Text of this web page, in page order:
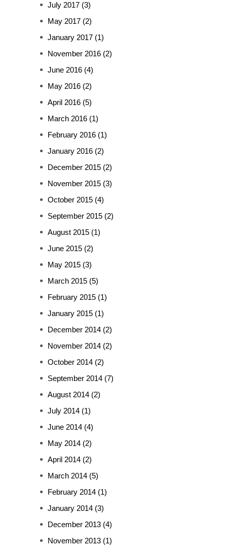
July 2017 (3)
May 2017 (2)
January 2017 (1)
November 2016 (2)
June 2016 (4)
May 2016 (2)
April 2016 (5)
March 2016 (1)
February 2016 (1)
January 2016 (2)
December 2015 (2)
November 2015 (3)
October 2015 (4)
September 2015 (2)
August 2015 (1)
June 2015 (2)
May 2015 (3)
March 2015 (5)
February 2015 (1)
January 2015 (1)
December 2014 (2)
November 2014 (2)
October 2014 (2)
September 2014 (7)
August 2014 (2)
July 2014 (1)
June 2014 (4)
May 2014 (2)
April 2014 (2)
March 2014 (5)
February 2014 (1)
January 2014 (3)
December 2013 (4)
November 2013 (1)